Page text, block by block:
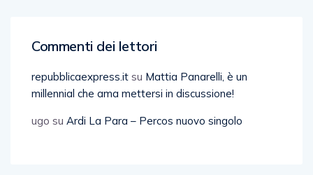
Commenti dei lettori
repubblicaexpress.it su Mattia Panarelli, è un
millennial che ama mettersi in discussione!
ugo su Ardi La Para – Percos nuovo singolo